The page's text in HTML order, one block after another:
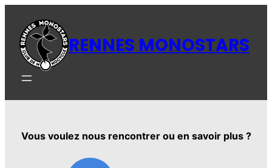
contenu
RENNES MONOSTARS
Vous voulez nous rencontrer ou en savoir plus ?